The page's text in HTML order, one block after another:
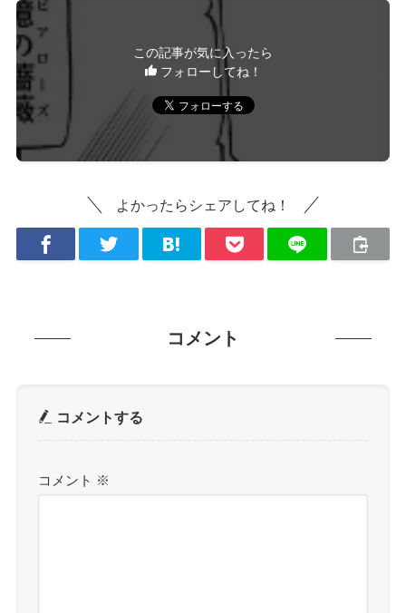
この記事が気に入ったら
フォローしてね！
よかったらシェアしてね！
コメント
コメントする
コメント ※